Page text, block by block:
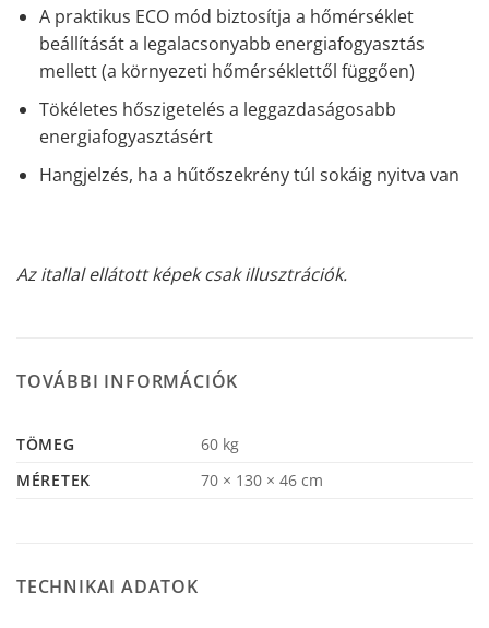
A praktikus ECO mód biztosítja a hőmérséklet
beállítását a legalacsonyabb energiafogyasztás
mellett (a környezeti hőmérséklettől függően)
Tökéletes hőszigetelés a leggazdaságosabb
energiafogyasztásért
Hangjelzés, ha a hűtőszekrény túl sokáig nyitva van
Az itallal ellátott képek csak illusztrációk.
TOVÁBBI INFORMÁCIÓK
TÖMEG
60 kg
MÉRETEK
70 × 130 × 46 cm
TECHNIKAI ADATOK